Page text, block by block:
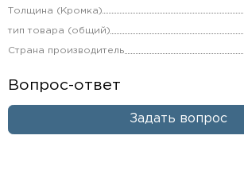
Толщина (Кромка)
тип товара (общий)
Страна производитель
Вопрос-ответ
Задать вопрос